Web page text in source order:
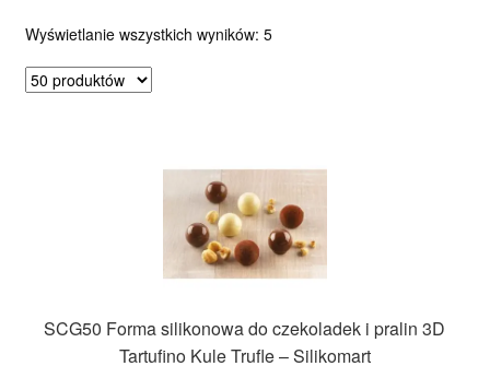
Wyświetlanie wszystkich wyników: 5Posortowane
SCG50 Forma silikonowa do czekoladek i pralin 3D
Tartufino Kule Trufle – Silikomart